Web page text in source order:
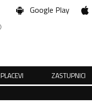
Google Play
ZASTUPNICI